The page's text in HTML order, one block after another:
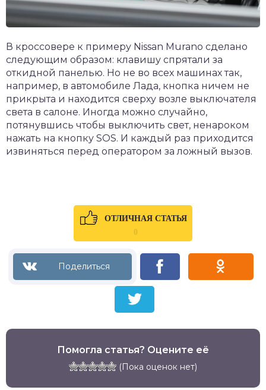
В кроссовере к примеру Nissan Murano сделано
следующим образом: клавишу спрятали за
откидной панелью. Но не во всех машинах так,
например, в автомобиле Лада, кнопка ничем не
прикрыта и находится сверху возле выключателя
света в салоне. Иногда можно случайно,
потянувшись чтобы выключить свет, ненароком
нажать на кнопку SOS. И каждый раз приходится
извиняться перед оператором за ложный вызов.
ОТЛИЧНАЯ СТАТЬЯ
0
Помогла статья? Оцените её
(Пока оценок нет)